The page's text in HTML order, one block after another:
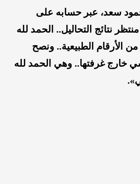
سعد، عبر حسابه على
نتائج التحاليل.. الحمد لله
من الأرقام الطبيعية.. ونصح
خارج غرفتها.. وهي الحمد لله